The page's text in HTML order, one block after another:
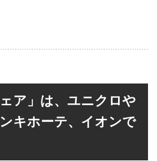
ア」は、ユニクロや
キホーテ、イオンで